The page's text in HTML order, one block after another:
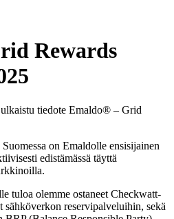
Rewards
tiedote Emaldo® – Grid
on Emaldolle ensisijainen
edistämässä täyttä
tuloa olemme ostaneet Checkwatt-
reservipalveluihin, sekä